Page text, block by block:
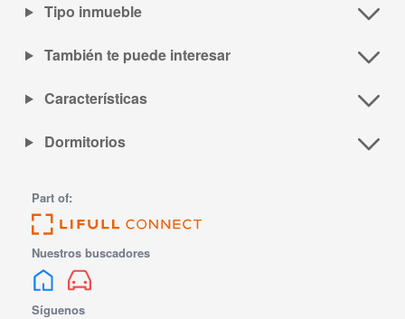
Tipo inmueble
También te puede interesar
Características
Dormitorios
Part of:
Nuestros buscadores
Síguenos